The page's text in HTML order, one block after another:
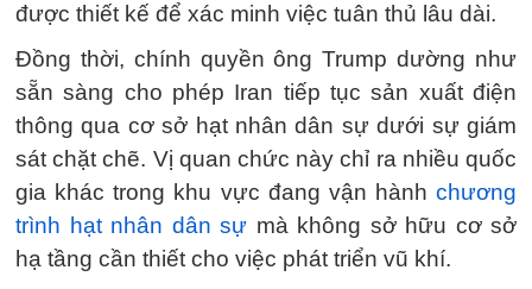
được thiết kế để xác minh việc tuân thủ lâu dài.
Đồng thời, chính quyền ông Trump dường như
sẵn sàng cho phép Iran tiếp tục sản xuất điện
thông qua cơ sở hạt nhân dân sự dưới sự giám
sát chặt chẽ. Vị quan chức này chỉ ra nhiều quốc
gia khác trong khu vực đang vận hành chương
trình hạt nhân dân sự mà không sở hữu cơ sở
hạ tầng cần thiết cho việc phát triển vũ khí.